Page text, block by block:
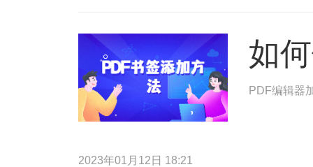
如
PDF编辑器
2023年01月12日 18:21